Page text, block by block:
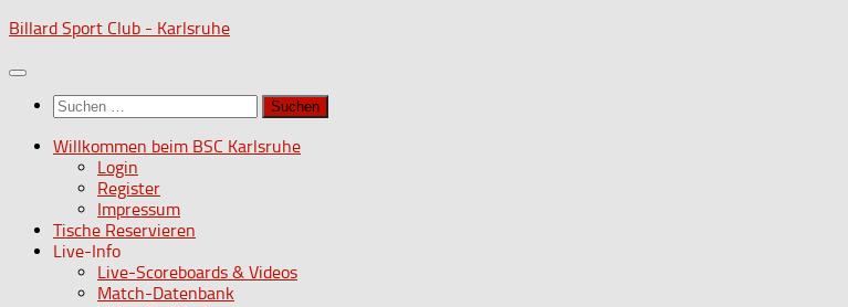
Zum
springen
Billard Sport Club - Karlsruhe
Suchen
nach:
Willkommen beim BSC Karlsruhe
Login
Register
Impressum
Tische Reservieren
Live-Info
Live-Scoreboards & Videos
Match-Datenbank